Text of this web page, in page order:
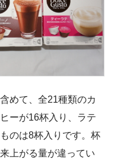
めて、全21種類のカ
ーが16杯入り、ラテ
のは8杯入りです。杯
上がる量が違ってい